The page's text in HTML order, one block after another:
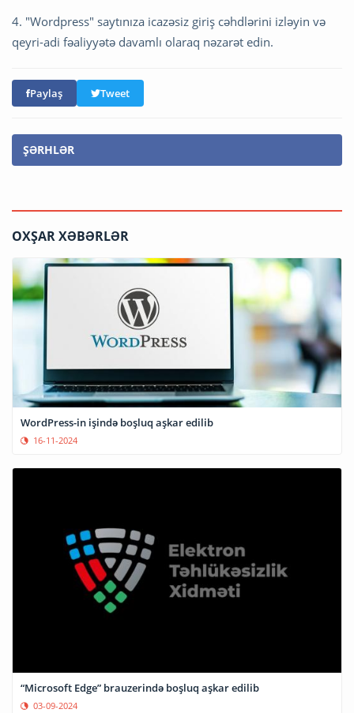
4. "Wordpress" saytınıza icazəsiz giriş cəhdlərini izləyin və
qeyri-adi fəaliyyətə davamlı olaraq nəzarət edin.
Paylaş Tweet
ŞƏRHLƏR
OXŞAR XƏBƏRLƏR
WordPress-in işində boşluq aşkar edilib
16-11-2024
“Microsoft Edge” brauzerində boşluq aşkar edilib
03-09-2024